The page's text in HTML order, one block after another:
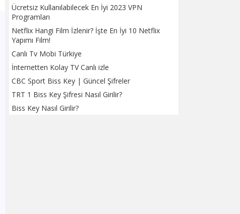
Ücretsiz Kullanılabilecek En İyi 2023 VPN
Programları
Netflix Hangi Film İzlenir? İşte En İyi 10 Netflix
Yapımı Film!
Canlı Tv Mobi Türkiye
İnternetten Kolay TV Canlı izle
CBC Sport Biss Key | Güncel Şifreler
TRT 1 Biss Key Şifresi Nasıl Girilir?
Biss Key Nasıl Girilir?